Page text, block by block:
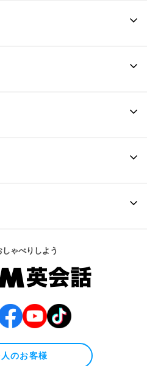
ゃべりしよう
のお客様